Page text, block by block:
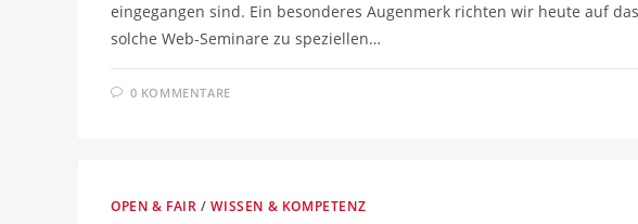
eingegangen sind. Ein besonderes Augenmerk richten wir heute auf
solche Web-Seminare zu speziellen…
0 KOMMENTARE
OPEN & FAIR /WISSEN & KOMPETENZ